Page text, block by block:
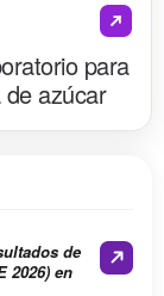
para
azúcar
de
2026) en